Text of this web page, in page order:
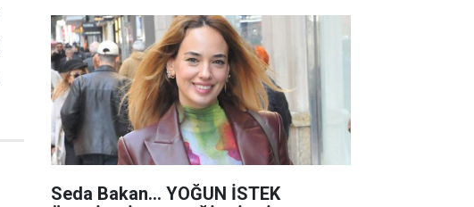
Seda Bakan... YOĞUN İSTEK